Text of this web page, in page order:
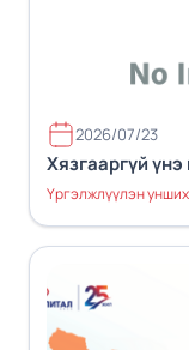
2026/07/23
Хязгааргүй
Үргэлжлүүлэн унших